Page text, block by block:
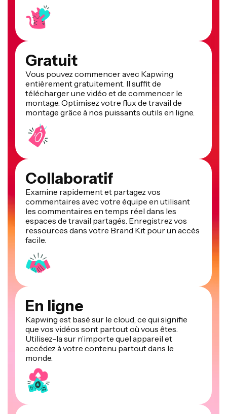
Gratuit
Vous pouvez commencer avec Kapwing
entièrement gratuitement. Il suffit de
télécharger une vidéo et de commencer le
montage. Optimisez votre flux de travail de
montage grâce à nos puissants outils en ligne.
Collaboratif
Examine rapidement et partagez vos
commentaires avec votre équipe en utilisant
les commentaires en temps réel dans les
espaces de travail partagés. Enregistrez vos
ressources dans votre Brand Kit pour un accès
facile.
En ligne
Kapwing est basé sur le cloud, ce qui signifie
que vos vidéos sont partout où vous êtes.
Utilisez-la sur n’importe quel appareil et
accédez à votre contenu partout dans le
monde.